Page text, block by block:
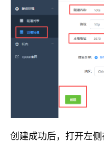
创建成功后，打开左